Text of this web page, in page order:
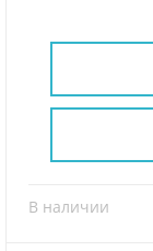
В наличии